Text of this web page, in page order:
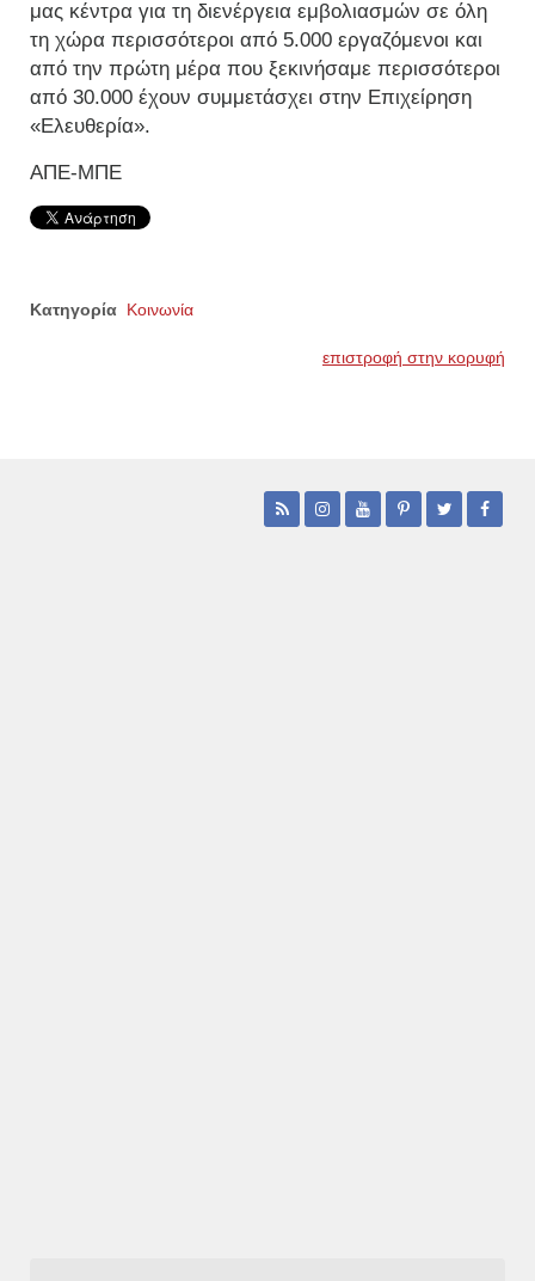
μας κέντρα για τη διενέργεια εμβολιασμών σε όλη
τη χώρα περισσότεροι από 5.000 εργαζόμενοι και
από την πρώτη μέρα που ξεκινήσαμε περισσότεροι
από 30.000 έχουν συμμετάσχει στην Επιχείρηση
«Ελευθερία».
ΑΠΕ-ΜΠΕ
Κατηγορία Κοινωνία
επιστροφή στην κορυφή